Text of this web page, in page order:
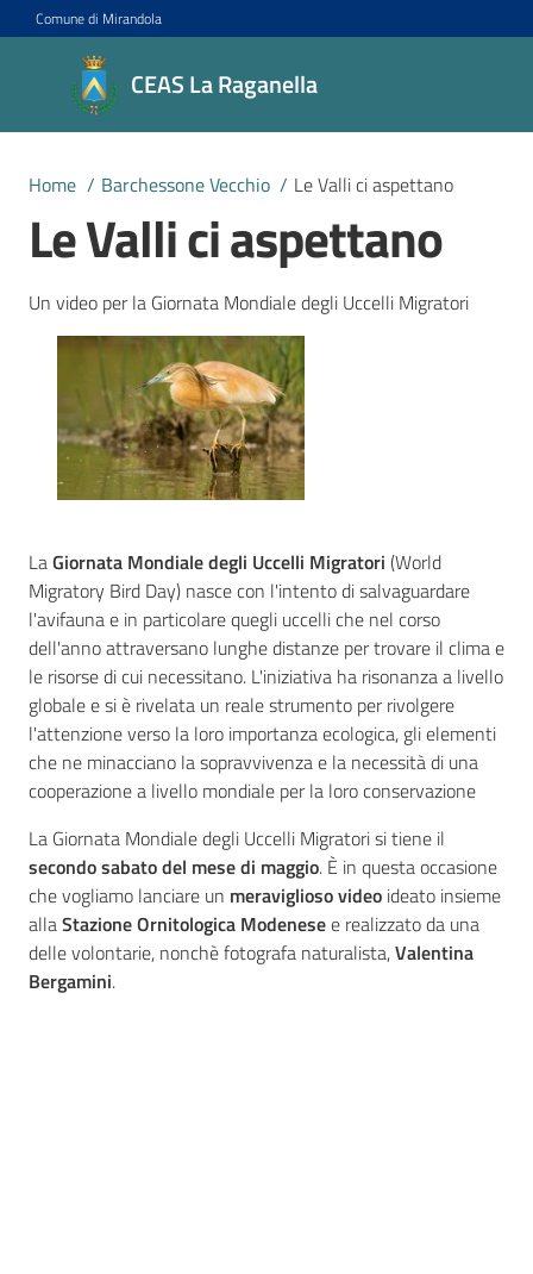
Vai al contenuto
Vai alla navigazione
Vai al footer
Comune di Mirandola
CEAS La Raganella
CEAS La
Raganella
Educazione
sostenibilità
Progetti
Novità
2030
Barchessone
Vecchio
Menu selezionato
Home / Barchessone Vecchio / Le Valli ci aspettano
Le Valli ci aspettano
Un video per la Giornata Mondiale degli Uccelli Migratori
LaGiornata Mondiale degli Uccelli Migratori (World
Migratory Bird Day) nasce con l'intento di salvaguardare
l'avifauna e in particolare quegli uccelli che nel corso
dell'anno attraversano lunghe distanze per trovare il clima e
le risorse di cui necessitano. L'iniziativa ha risonanza a livello
globale e si è rivelata un reale strumento per rivolgere
l'attenzione verso la loro importanza ecologica, gli elementi
che ne minacciano la sopravvivenza e la necessità di una
cooperazione a livello mondiale per la loro conservazione
La Giornata Mondiale degli Uccelli Migratori si tiene il
secondo sabato del mese di maggio. È in questa occasione
che vogliamo lanciare un meraviglioso video ideato insieme
allaStazione Ornitologica Modenesee realizzato da una
delle volontarie, nonchè fotografa naturalista,Valentina
Bergamini.